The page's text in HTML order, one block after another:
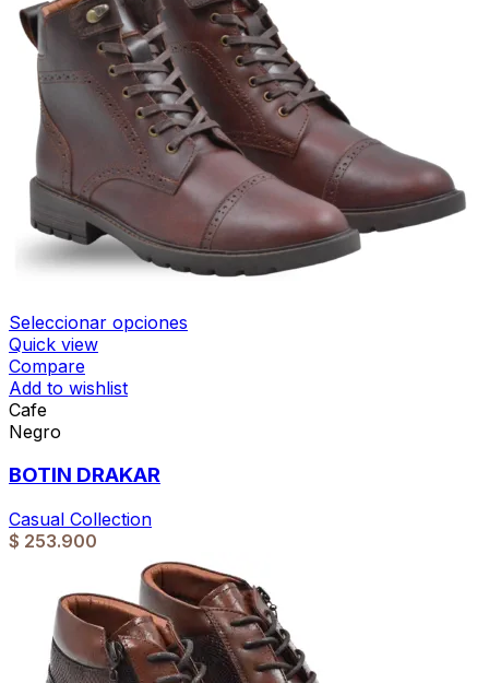
Seleccionar opciones
Quick view
Compare
Add to wishlist
Cafe
Negro
BOTIN DRAKAR
Casual Collection
$ 253.900